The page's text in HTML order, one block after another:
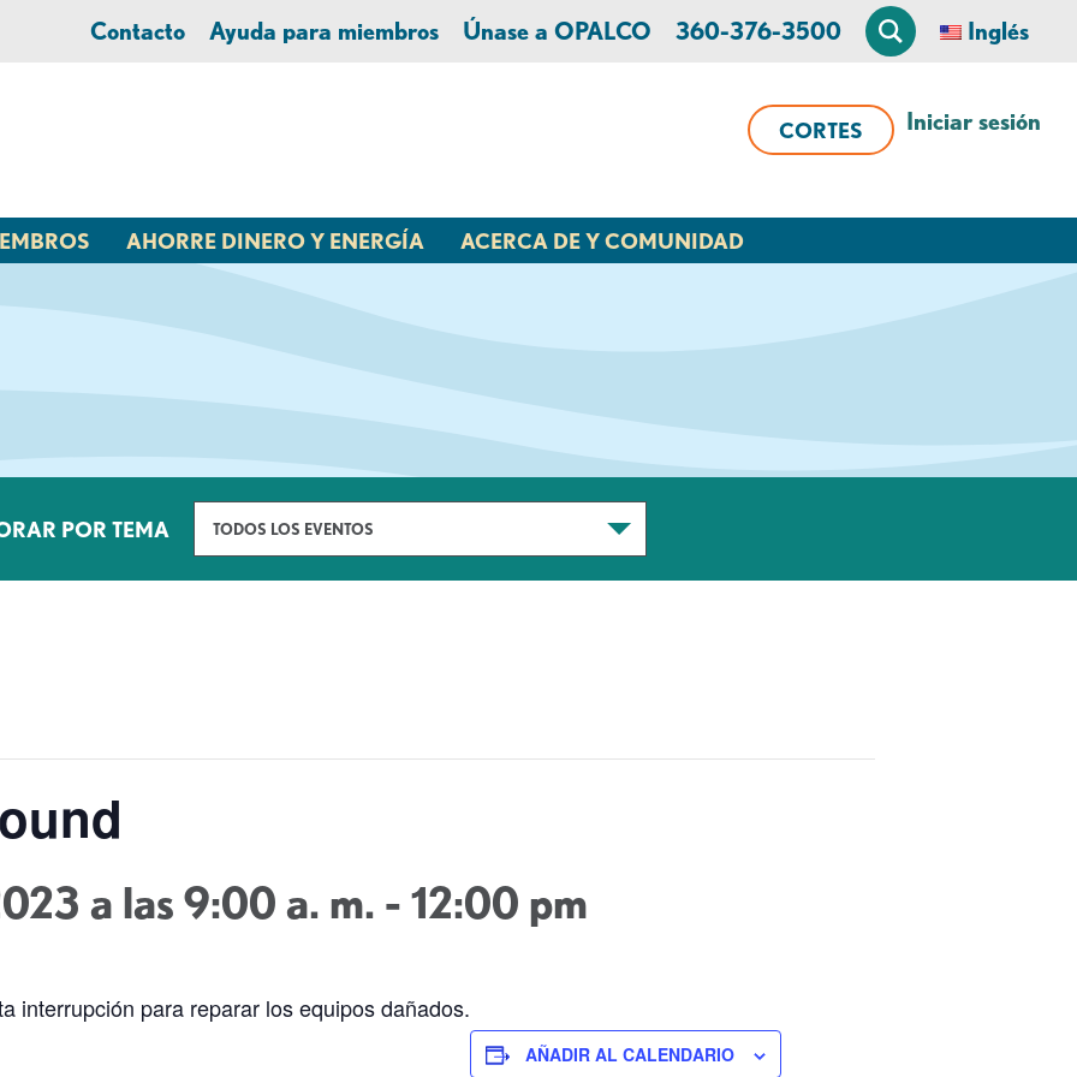
Contacto Ayuda para miembros Únase a OPALCO 360-376-3500 Inglés
CORTES Iniciar sesión
AHORRE DINERO Y ENERGÍA ACERCA DE Y COMUNIDAD
POR TEMA TODOS LOS EVENTOS
a las 9:00 a. m. - 12:00 pm
interrupción para reparar los equipos dañados.
AÑADIR AL CALENDARIO